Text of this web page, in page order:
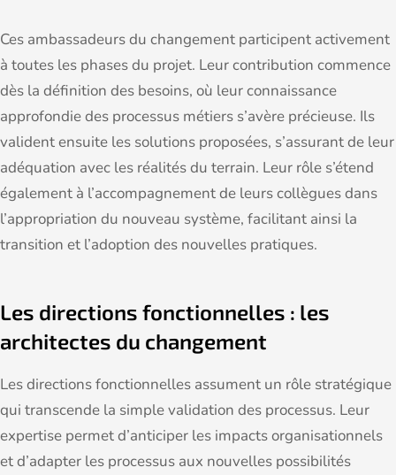
Ces ambassadeurs du changement participent activement
à toutes les phases du projet. Leur contribution commence
dès la définition des besoins, où leur connaissance
approfondie des processus métiers s’avère précieuse. Ils
valident ensuite les solutions proposées, s’assurant de leur
adéquation avec les réalités du terrain. Leur rôle s’étend
également à l’accompagnement de leurs collègues dans
l’appropriation du nouveau système, facilitant ainsi la
transition et l’adoption des nouvelles pratiques.
Les directions fonctionnelles : les
architectes du changement
Les directions fonctionnelles assument un rôle stratégique
qui transcende la simple validation des processus. Leur
expertise permet d’anticiper les impacts organisationnels
et d’adapter les processus aux nouvelles possibilités